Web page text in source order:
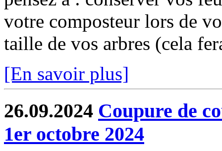
votre composteur lors de
taille de vos arbres (cela
[En savoir plus]
26.09.2024 Coupure de
1er octobre 2024